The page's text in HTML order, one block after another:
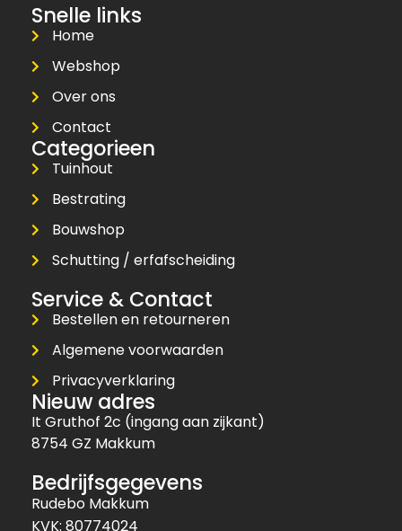
Snelle links
Home
Webshop
Over ons
Contact
Categorieen
Tuinhout
Bestrating
Bouwshop
Schutting / erfafscheiding
Service & Contact
Bestellen en retourneren
Algemene voorwaarden
Privacyverklaring
Nieuw adres
It Gruthof 2c (ingang aan zijkant)
8754 GZ Makkum
Bedrijfsgegevens
Rudebo Makkum
KVK: 80774024